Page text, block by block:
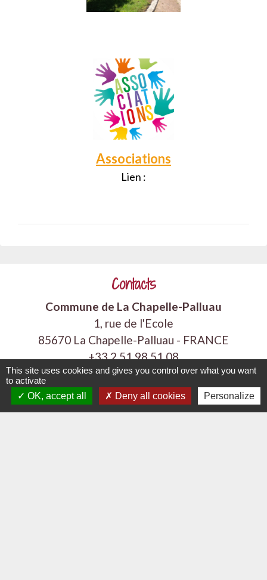
Associations
Lien :
Contacts
Commune de La Chapelle-Palluau
1, rue de l'Ecole
85670 La Chapelle-Palluau - FRANCE
+33 2 51 98 51 08
Contact par formulaire
This site uses cookies and gives you control over what you want
to activate
OK, accept all
Deny all cookies Personalize